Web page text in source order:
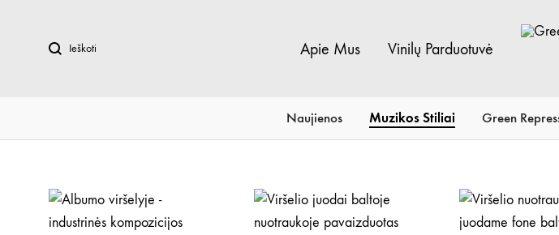
Ieškoti Apie Mus Vinilų Parduotuvė
Naujienos Muzikos Stiliai Green